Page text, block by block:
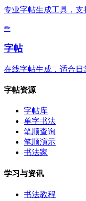
专业字帖生成工具，
✏
字帖
在线字帖生成，适合日
字帖资源
字帖库
单字书法
笔顺查询
笔顺演示
书法家
学习与资讯
书法教程